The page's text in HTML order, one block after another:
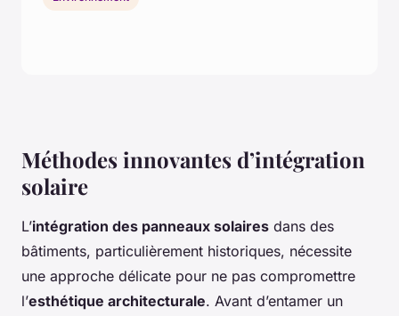
Méthodes innovantes d’intégration
solaire
L’intégration des panneaux solaires dans des
bâtiments, particulièrement historiques, nécessite
une approche délicate pour ne pas compromettre
l’esthétique architecturale. Avant d’entamer un